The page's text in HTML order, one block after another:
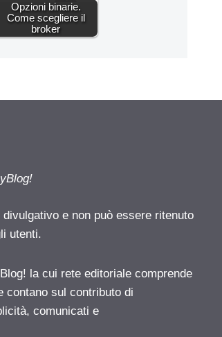
Opzioni binarie.
Come scegliere il
broker
e non può essere ritenuto
utenti.
la cui rete editoriale comprende
contano sul contributo di
comunicati e